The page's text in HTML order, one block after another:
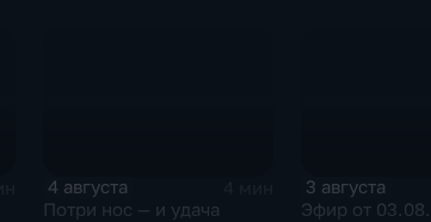
4 августа
Потри нос — и удача
3 августа
Эфир от